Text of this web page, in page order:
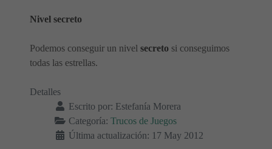
Nivel secreto
Podemos conseguir un nivel secreto si conseguimos
todas las estrellas.
Detalles
Escrito por: Estefanía Morera
Categoría: Trucos de Juegos
Última actualización: 17 May 2012